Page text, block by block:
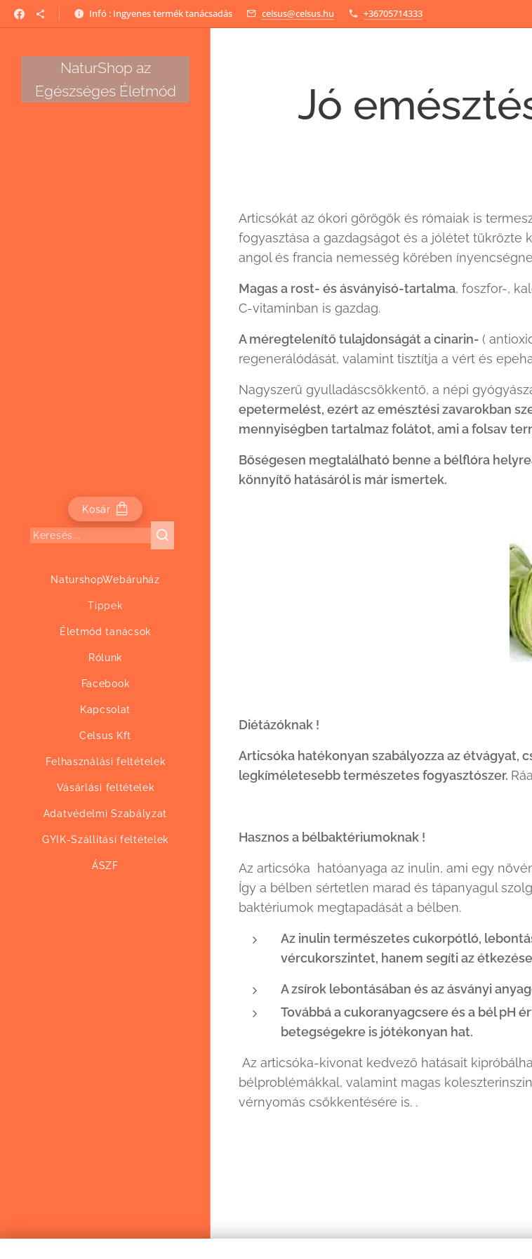
Infó : Ingyenes termék tanácsadás celsus@celsus.hu +36705714333
NaturShop az
Egészséges Életmód
Kosár
NaturshopWebáruház
Tippek
Életmód tanácsok
Rólunk
Facebook
Kapcsolat
Celsus Kft
Felhasználási feltételek
Vásárlási feltételek
Adatvédelmi Szabályzat
GYIK-Szállítási feltételek
ÁSZF
Jó
Articsókát az ókori görögök és rómaiak is
fogyasztása a gazdagságot és a jólétet tükrözte
angol és francia nemesség körében
Magas a rost- és ásványisó-tartalma, foszfor-,
C-vitaminban is gazdag.
A méregtelenítő tulajdonságát a cinarin- (
regenerálódását, valamint tisztítja a vért és
Nagyszerű gyulladáscsökkentő, a népi
epetermelést, ezért az emésztési zavarokban
mennyiségben tartalmaz folátot, ami a folsav
Bőségesen megtalálható benne a bélflóra
könnyítő hatásáról is már ismertek.
Diétázóknak !
Articsóka hatékonyan szabályozza az étvágyat,
legkíméletesebb természetes fogyasztószer.
Hasznos a bélbaktériumoknak !
Az articsóka hatóanyaga az inulin, ami egy
Így a bélben sértetlen marad és tápanyagul
baktériumok megtapadását a bélben.
Az inulin természetes cukorpótló,
vércukorszintet, hanem segíti az
A zsírok lebontásában és az ásványi
Továbbá a cukoranyagcsere és a bél pH
betegségekre is jótékonyan hat.
Az articsóka-kivonat kedvező hatásait
bélproblémákkal, valamint magas
vérnyomás csökkentésére is. .